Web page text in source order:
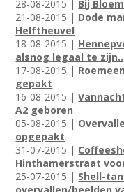
28-08-2015 | Bij
21-08-2015 | Dode
Helftheuvel
18-08-2015 |
alsnog legaal te zijn..
17-08-2015 |
gepakt
16-08-2015 |
A2 geboren
05-08-2015 |
opgepakt
31-07-2015 |
Hinthamerstraat
25-07-2015 | Shell-